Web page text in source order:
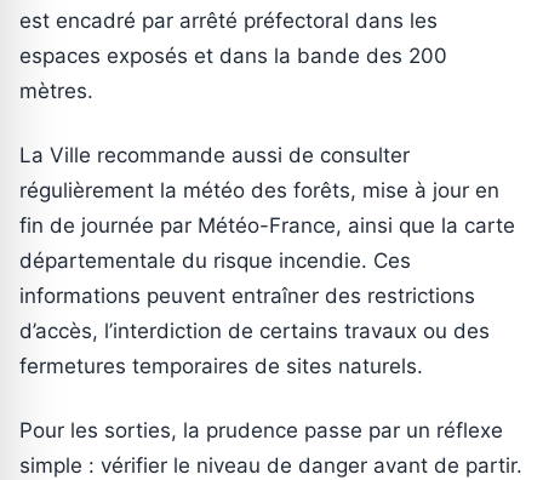
est encadré par arrêté préfectoral dans les
espaces exposés et dans la bande des 200
mètres.
La Ville recommande aussi de consulter
régulièrement la météo des forêts, mise à jour en
fin de journée par Météo-France, ainsi que la carte
départementale du risque incendie. Ces
informations peuvent entraîner des restrictions
d’accès, l’interdiction de certains travaux ou des
fermetures temporaires de sites naturels.
Pour les sorties, la prudence passe par un réflexe
simple : vérifier le niveau de danger avant de partir.